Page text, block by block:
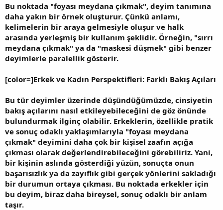
Bu noktada "foyası meydana çıkmak", deyim tanımına
daha yakın bir örnek oluşturur. Çünkü anlamı,
kelimelerin bir araya gelmesiyle oluşur ve halk
arasında yerleşmiş bir kullanım şeklidir. Örneğin, "sırrı
meydana çıkmak" ya da "maskesi düşmek" gibi benzer
deyimlerle paralellik gösterir.
[color=]Erkek ve Kadın Perspektifleri: Farklı Bakış Açıları
Bu tür deyimler üzerinde düşündüğümüzde, cinsiyetin
bakış açılarını nasıl etkileyebileceğini de göz önünde
bulundurmak ilginç olabilir. Erkeklerin, özellikle pratik
ve sonuç odaklı yaklaşımlarıyla "foyası meydana
çıkmak" deyimini daha çok bir kişisel zaafın açığa
çıkması olarak değerlendirebileceğini görebiliriz. Yani,
bir kişinin aslında gösterdiği yüzün, sonuçta onun
başarısızlık ya da zayıflık gibi gerçek yönlerini sakladığı
bir durumun ortaya çıkması. Bu noktada erkekler için
bu deyim, biraz daha bireysel, sonuç odaklı bir anlam
taşır.